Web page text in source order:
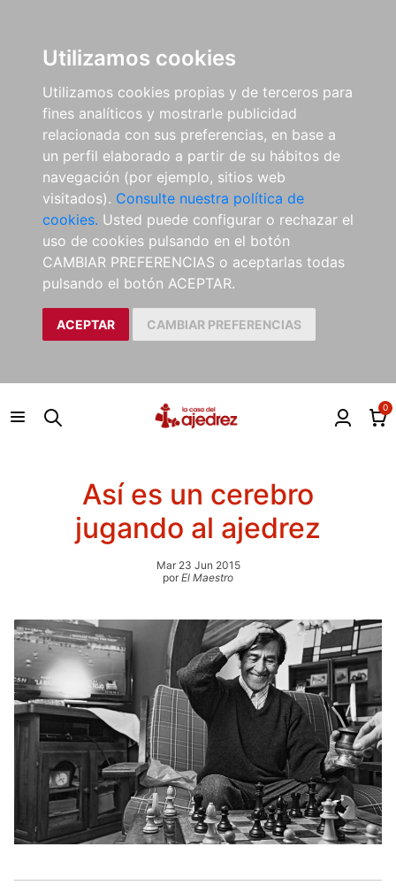
Utilizamos cookies
Utilizamos cookies propias y de terceros para
fines analíticos y mostrarle publicidad
relacionada con sus preferencias, en base a
un perfil elaborado a partir de su hábitos de
navegación (por ejemplo, sitios web
visitados). Consulte nuestra política de
cookies. Usted puede configurar o rechazar el
uso de cookies pulsando en el botón
CAMBIAR PREFERENCIAS o aceptarlas todas
pulsando el botón ACEPTAR.
ACEPTAR CAMBIAR PREFERENCIAS
0
Así es un cerebro
jugando al ajedrez
Mar 23 Jun 2015
por El Maestro